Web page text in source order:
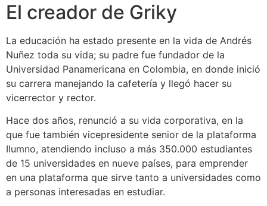
El creador de Griky
La educación ha estado presente en la vida de Andrés
Nuñez toda su vida; su padre fue fundador de la
Universidad Panamericana en Colombia, en donde inició
su carrera manejando la cafetería y llegó hacer su
vicerrector y rector.
Hace dos años, renunció a su vida corporativa, en la
que fue también vicepresidente senior de la plataforma
Ilumno, atendiendo incluso a más 350.000 estudiantes
de 15 universidades en nueve países, para emprender
en una plataforma que sirve tanto a universidades como
a personas interesadas en estudiar.